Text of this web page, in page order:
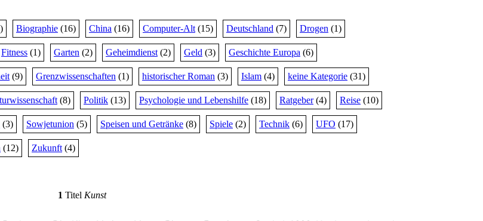
Biographie (16) China (16) Computer-Alt (15) Deutschland (7) Drogen (1)
Fitness (1) Garten (2) Geheimdienst (2) Geld (3) Geschichte Europa (6)
(9) Grenzwissenschaften (1) historischer Roman (3) Islam (4) keine Kategorie (31)
(8) Politik (13) Psychologie und Lebenshilfe (18) Ratgeber(4) Reise (10)
(3) Sowjetunion (5) Speisen und Getränke (8) Spiele (2) Technik (6) UFO (17)
(12) Zukunft (4)
1 Titel Kunst